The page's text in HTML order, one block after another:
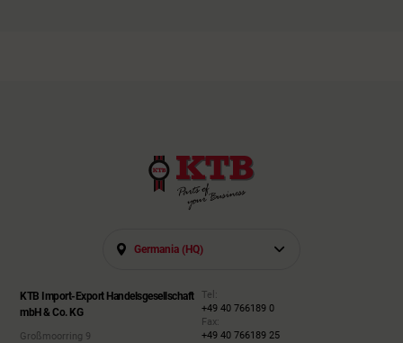
Germania (HQ)
KTB Import-Export Handelsgesellschaft
mbH & Co. KG
Großmoorring 9
Tel:
+49 40 766189 0
Fax:
+49 40 766189 25